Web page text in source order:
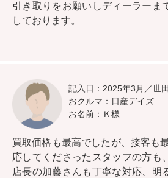
引き取りをお願いしディーラーま
しております。
記入日：2025年3月／世
おクルマ：日産デイズ
お名前：Ｋ様
買取価格も最高でしたが、接客も
応してくださったスタッフの方も
店長の加藤さんも丁寧な対応、明